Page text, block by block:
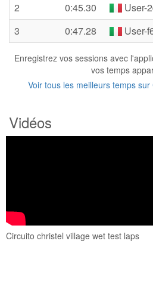
2
0:45.30 User-
3
0:47.28 User-
Enregistrez vos sessions avec
vos temps
Voir tous les meilleurs temps
Vidéos
Circuito christel village wet test laps